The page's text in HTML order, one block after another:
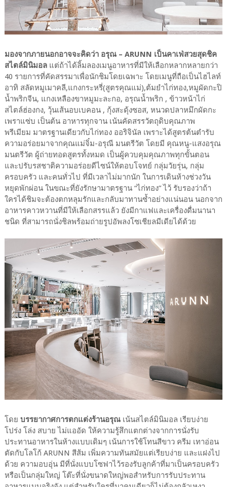
มองจากภายนอกอาจจะคิดว่า อรุณ – ARUNN เป็นคาเฟ่สวยสุดชิค
สไตล์มินิมอล แต่ถ้าได้ลิ้มลองเมนูอาหารที่มีให้เลือกหลากหลายกว่า
40 รายการที่คัดสรรมาเพื่อนักชิมโดยเฉพาะ โดยเมนูที่ถือเป็นไฮไลท์
อาทิ สลัดหมูเมาคลี,แกงกระหรี่(สูตรคุณแม่),ต้มยำไก่ทอง,หมูผัดกะปิ
น้ำพริกจีน, แกงเหลืองขาหมูมะละกอ, อรุณน้ำพริก , ข้าวหน้าไก่
สไตล์ฮ่องกง, วุ้นเส้นอบเบคอน , กุ้งสะดุ้งซอส, หนวดปลาหมึกผัดกะ
เพราแซ่บ เป็นต้น อาหารทุกจาน เน้นคัดสรรวัตถุดิบคุณภาพ
พรีเมียม มาตรฐานเดียวกับไก่ทอง ออริจินัล เพราะได้สูตรต้นตำรับ
ความอร่อยมาจากคุณแม่จิ๋ม-อรุณี มนตรีวัต โดยมี คุณหนู-แสงอรุณ
มนตรีวัต ผู้ถ่ายทอดสูตรทั้งหมด เป็นผู้ควบคุมคุณภาพทุกขั้นตอน
และปรับรสชาติความอร่อยดีไซน์ให้ตอบโจทย์ กลุ่มวัยรุ่น, กลุ่ม
ครอบครัว และคนทั่วไป ที่มีเวลาไม่มากนัก ในการเดินห้างช่วงวัน
หยุดพักผ่อน ในขณะที่ยังรักษามาตรฐาน “ไก่ทอง” ไว้ รับรองว่าถ้า
ใครได้ชิมจะต้องตกหลุมรักและกลับมาทานซ้ำอย่างแน่นอน นอกจาก
อาหารคาวหวานที่มีให้เลือกสรรแล้ว ยังมีกาแฟและเครื่องดื่มนานา
ชนิด ที่สามารถนั่งชิลพร้อมถ่ายรูปอัพลงโซเชียลมีเดียได้ด้วย
โดย บรรยากาศการตกแต่งร้านอรุณเน้นสไตล์มินิมอล เรียบง่าย
โปร่ง โล่ง สบาย ไม่แออัด ให้ความรู้สึกแตกต่างจากการนั่งรับ
ประทานอาหารในห้างแบบเดิมๆ เน้นการใช้โทนสีขาว ครีม เทาอ่อน
ตัดกับโลโก้ ARUNN สีส้ม เพิ่มความทันสมัยแต่เรียบง่าย และแฝงไป
ด้วย ความอบอุ่น มีที่นั่งแบบโซฟาไว้รองรับลูกค้าที่มาเป็นครอบครัว
หรือเป็นกลุ่มใหญ่ โต๊ะที่นั่งขนาดใหญ่พอสำหรับการรับประทาน